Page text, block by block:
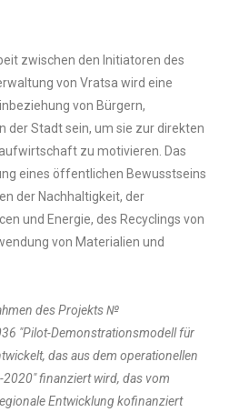
zwischen den Initiatoren des
von Vratsa wird eine
von Bürgern,
der Stadt sein, um sie zur direkten
zu motivieren. Das
eines öffentlichen Bewusstseins
der Nachhaltigkeit, der
und Energie, des Recyclings von
von Materialien und
des Projekts №
"Pilot-Demonstrationsmodell für
das aus dem operationellen
finanziert wird, das vom
Entwicklung kofinanziert